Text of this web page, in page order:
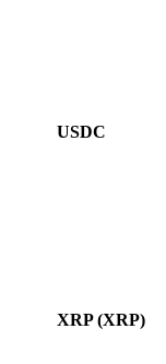
USDC
XRP(XRP)